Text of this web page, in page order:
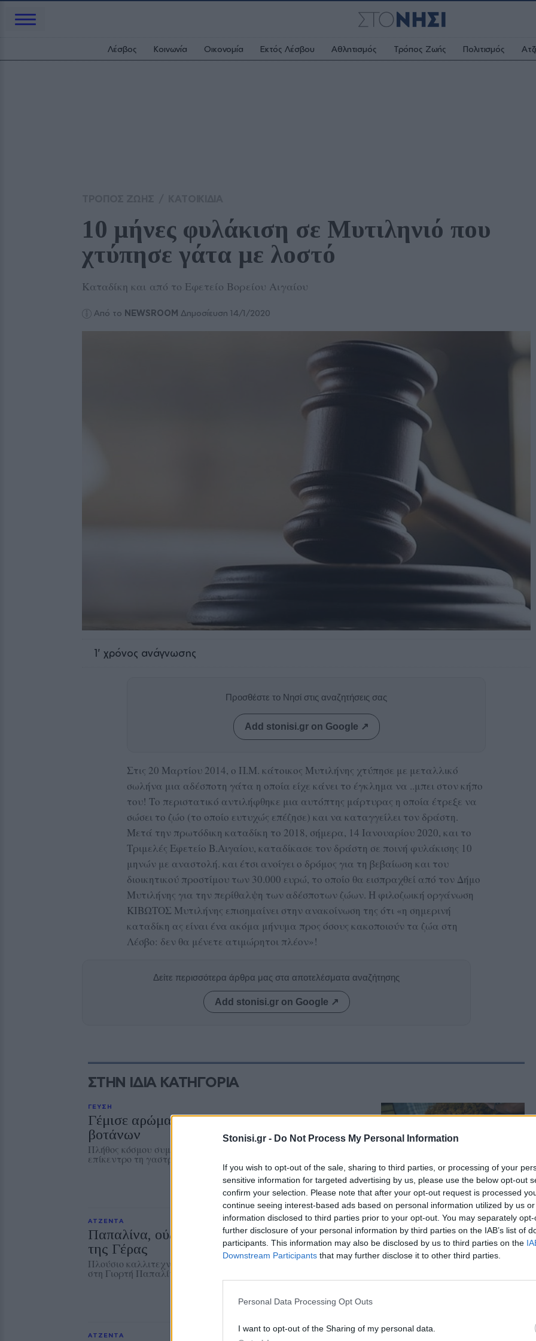
Stonisi.gr - Do Not Process My Personal Information
If you wish to opt-out of the sale, sharing to third parties, or processing of your
sensitive information for targeted advertising by us, please use the below opt-out
confirm your selection. Please note that after your opt-out request is processed
continue seeing interest-based ads based on personal information utilized by us
information disclosed to third parties prior to your opt-out. You may separately
further disclosure of your personal information by third parties on the IAB’s list of
participants. This information may also be disclosed by us to third parties on the
Downstream Participants that may further disclose it to other third parties.
Personal Data Processing Opt Outs
I want to opt-out of the Sharing of my personal data.
Λέσβος Κοινωνία Οικονομία Εκτός Λέσβου Αθλητισμός Τρόπος Ζωής Πολιτισμός
10 μήνες φυλάκιση σε Μυτιληνιό που
χτύπησε γάτα με λοστό
Kαταδίκη και από το Εφετείο Βορείου Αιγαίου
Από το NEWSROOM Δημοσίευση 14/1/2020
1' χρόνος ανάγνωσης
Προσθέστε το Νησί στις αναζητήσεις σας
Add stonisi.gr on Google ↗
Στις 20 Μαρτίου 2014, ο Π.Μ. κάτοικος Μυτιλήνης χτύπησε με μεταλλικό
σωλήνα μια αδέσποτη γάτα η οποία είχε κάνει το έγκλημα να ..μπει στον κήπο
του! Το περιστατικό αντιλήφθηκε μια αυτόπτης μάρτυρας η οποία έτρεξε να
σώσει το ζώο (το οποίο ευτυχώς επέζησε) και να καταγγείλει τον δράστη.
Μετά την πρωτόδικη καταδίκη το 2018, σήμερα, 14 Ιανουαρίου 2020, και το
Τριμελές Εφετείο Β.Αιγαίου, καταδίκασε τον δράστη σε ποινή φυλάκισης 10
μηνών με αναστολή. και έτσι ανοίγει ο δρόμος για τη βεβαίωση και του
διοικητικού προστίμου των 30.000 ευρώ, το οποίο θα εισπραχθεί από τον Δήμο
Μυτιλήνης για την περίθαλψη των αδέσποτων ζώων. Η φιλοζωική οργάνωση
ΚΙΒΩΤΟΣ Μυτιλήνης επισημαίνει στην ανακοίνωση της ότι «η σημερινή
καταδίκη ας είναι ένα ακόμα μήνυμα προς όσους κακοποιούν τα ζώα στη
Λέσβο: δεν θα μένετε ατιμώρητοι πλέον»!
Δείτε περισσότερα άρθρα μας στα αποτελέσματα αναζήτησης
Add stonisi.gr on Google ↗
ΣΤΗΝ ΙΔΙΑ ΚΑΤΗΓΟΡΙΑ
ΓΕΥΣΗ
Γέμισε αρώματα το Μεγαλοχώρι στη γιορτή
βοτάνων
Πλήθος κόσμου συμμετείχε στην εκδήλωση του Taste Lesvos με
επίκεντρο τη γαστρονομική και φυσική κληρονομιά της Λέσβου
ΑΤΖΕΝΤΑ
Παπαλίνα, ούζο και μουσική απόψε στον Κόλπο
της Γέρας
Πλούσιο καλλιτεχνικό πρόγραμμα και χορευτικά συγκροτήματα
στη Γιορτή Παπαλίνας που ξεκινά στις 20.30 στα Πηγαδάκια
ΑΤΖΕΝΤΑ